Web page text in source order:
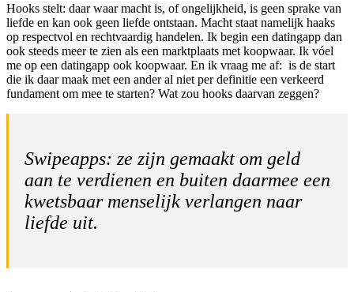
Hooks stelt: daar waar macht is, of ongelijkheid, is geen sprake van
liefde en kan ook geen liefde ontstaan. Macht staat namelijk haaks
op respectvol en rechtvaardig handelen. Ik begin een datingapp dan
ook steeds meer te zien als een marktplaats met koopwaar. Ik vóel
me op een datingapp ook koopwaar. En ik vraag me af: is de start
die ik daar maak met een ander al niet per definitie een verkeerd
fundament om mee te starten? Wat zou hooks daarvan zeggen?
Swipeapps: ze zijn gemaakt om geld
aan te verdienen en buiten daarmee een
kwetsbaar menselijk verlangen naar
liefde uit.